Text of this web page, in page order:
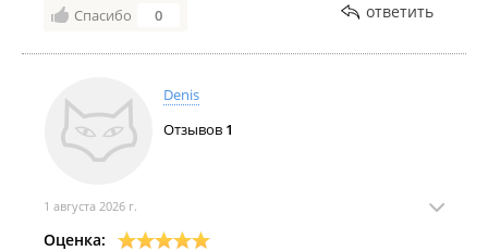
Спасибо 0 ответить
Denis
Отзывов 1
1 августа 2026 г.
Оценка: